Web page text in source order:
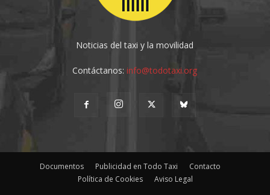
Noticias del taxi y la movilidad
Contáctanos:info@todotaxi.org
Documentos Publicidad en Todo Taxi
Contacto
Política de Cookies
Aviso Legal